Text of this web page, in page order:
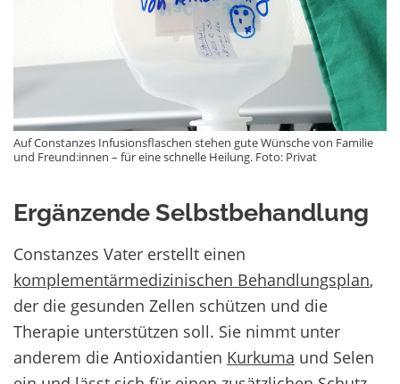
Auf Constanzes Infusionsflaschen stehen gute Wünsche von Familie
und Freund:innen – für eine schnelle Heilung. Foto: Privat
Ergänzende Selbstbehandlung
Constanzes Vater erstellt einen
komplementärmedizinischen Behandlungsplan,
der die gesunden Zellen schützen und die
Therapie unterstützen soll. Sie nimmt unter
anderem die Antioxidantien Kurkuma und Selen